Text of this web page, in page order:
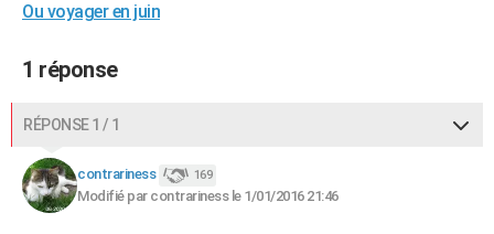
Ou voyager en juin
1 réponse
RÉPONSE 1 / 1
contrariness 169
Modifié par contrariness le 1/01/2016 21:46